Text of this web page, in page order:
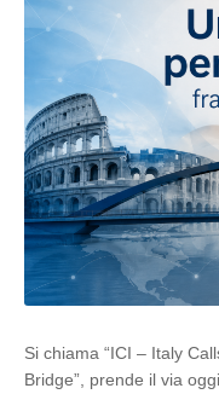
Si chiama “ICI – Italy
Bridge”, prende il via